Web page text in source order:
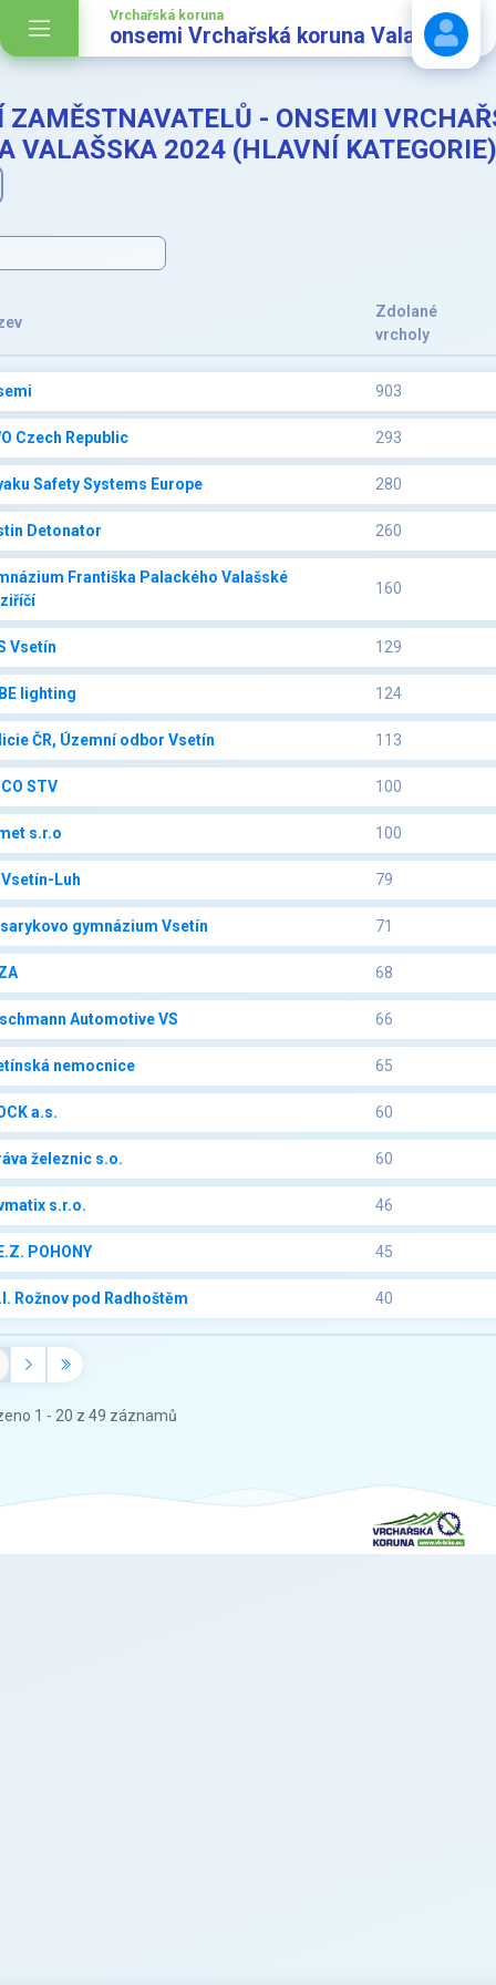
Vrchařská koruna
onsemi Vrchařská koruna Valašska
Stáhnout návod
ZAMĚSTNAVATELŮ - ONSEMI
VALAŠSKA 2024 (HLAVNÍ KATEGORIE)
Zdolané
vrcholy
903
Czech Republic 293
Safety Systems Europe 280
Detonator 260
Františka Palackého Valašské
160
Vsetín 129
lighting 124
ČR, Územní odbor Vsetín 113
STV 100
s.r.o 100
Luh 79
gymnázium Vsetín 71
68
Automotive VS 66
nemocnice 65
a.s. 60
železnic s.o. 60
s.r.o. 46
POHONY 45
Rožnov pod Radhoštěm 40
1 - 20 z 49 záznamů